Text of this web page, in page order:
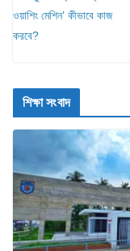
শিক্ষা সংবাদ